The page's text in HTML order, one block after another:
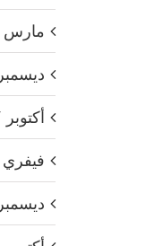
مارس 2019 (3)
ديسمبر 2018 (1)
أكتوبر 2017 (6)
فيفري 2016 (1)
ديسمبر 2015 (1)